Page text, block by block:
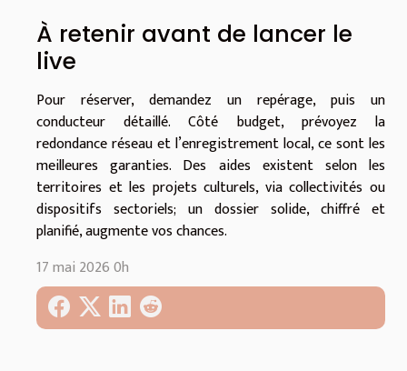
À retenir avant de lancer le
live
Pour réserver, demandez un repérage, puis un
conducteur détaillé. Côté budget, prévoyez la
redondance réseau et l’enregistrement local, ce sont les
meilleures garanties. Des aides existent selon les
territoires et les projets culturels, via collectivités ou
dispositifs sectoriels; un dossier solide, chiffré et
planifié, augmente vos chances.
17 mai 2026 0h